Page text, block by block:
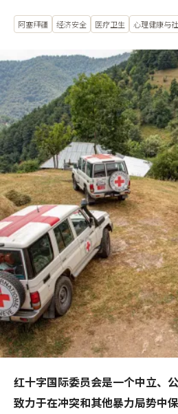
阿塞拜疆 经济安全 医疗卫生 心理健康与
红十字国际委员会是一个中立、
致力于在冲突和其他暴力局势中